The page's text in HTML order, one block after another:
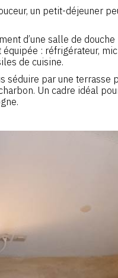
un petit-déjeuner
d’une salle de
: réfrigérateur,
de cuisine.
séduire par une
Un cadre idéal